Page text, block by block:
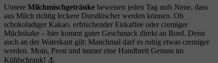
Unsere Milchmischgetränke beweisen jeden Tag aufs Neue, dass
aus Milch richtig leckere Durstlöscher werden können. Ob
schokoladiger Kakao, erfrischender Eiskaffee oder cremiger
Milchshake – hier kommt guter Geschmack direkt an Bord. Denn
auch an der Waterkant gilt: Manchmal darf es ruhig etwas cremiger
werden. Moin, Prost und immer eine Handbreit Genuss im
Kühlschrank! ⚓